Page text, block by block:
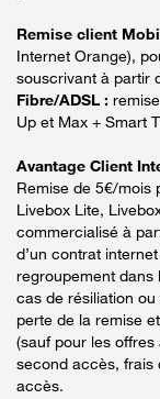
Remise client
Internet Orange),
souscrivant à partir
Fibre/ADSL :
Up et Max + Smart
Avantage Client
Remise de 5€/mois
Livebox Lite,
commercialisé à
d’un contrat
regroupement dans
cas de résiliation
perte de la remise
(sauf pour les
second accès, frais
accès.